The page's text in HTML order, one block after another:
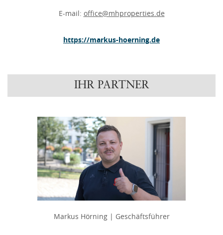
E-mail: office@mhproperties.de
https://markus-hoerning.de
IHR PARTNER
Markus Hörning | Geschäftsführer